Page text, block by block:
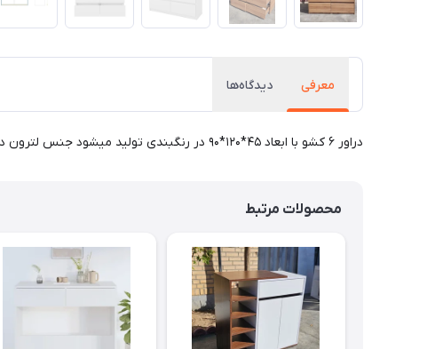
معرفی دیدگاه‌ها
دراور ۶ کشو با ابعاد ۴۵*۱۲۰*۹۰ در رنگبندی تولید میشود جنس لترون درجه یک در انتخاب رنگ به تصاویر رنگ دقت کنید
محصولات مرتبط